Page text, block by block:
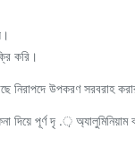
করি।
নিরাপদে উপকরণ সরবরাহ
দিয়ে পূর্ণ দৃ .় অ্যালুমিনিয়াম